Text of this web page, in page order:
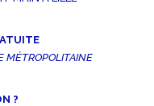
MÉTROPOLITAINE
?